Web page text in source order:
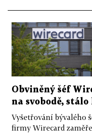
Obviněný šéf
na svobodě,
Vyšetřování bývalého
firmy Wirecard